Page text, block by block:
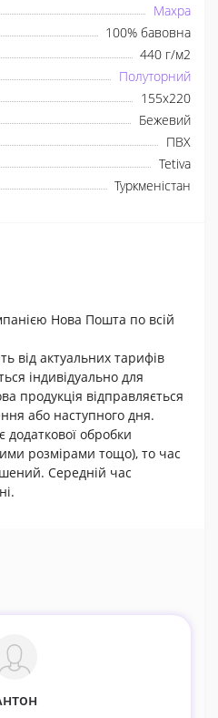
Махра
100% бавовна
440 г/м2
Полуторний
155х220
Бежевий
ПВХ
Tetiva
Туркменістан
Нова Пошта по всій
від актуальних тарифів
індивідуально для
продукція відправляється
або наступного дня.
обробки
розмірами тощо), то час
Середній час